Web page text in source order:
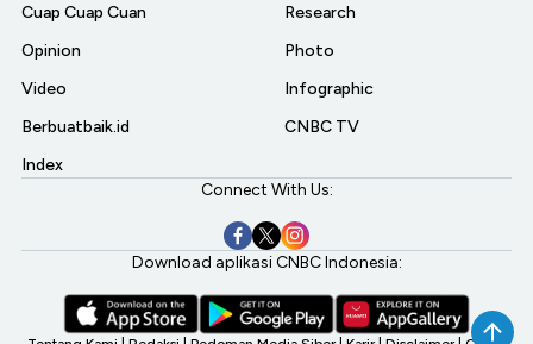
Cuap Cuap Cuan
Opinion
Video
Berbuatbaik.id
Index
Research
Photo
Infographic
CNBC TV
Connect With Us:
Download aplikasi CNBC Indonesia: